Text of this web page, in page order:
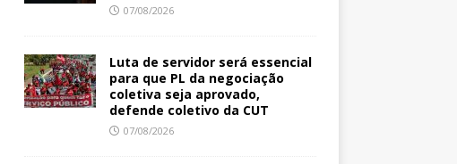
07/08/2026
Luta de servidor será essencial
para que PL da negociação
coletiva seja aprovado,
defende coletivo da CUT
07/08/2026